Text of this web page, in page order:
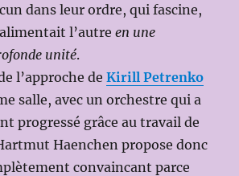
dans leur ordre, qui fascine,
l’autreen une
unité.
l’approche deKirill Petrenko
salle, avec un orchestre qui a
progressé grâce au travail de
Haenchen propose donc
convaincant parce